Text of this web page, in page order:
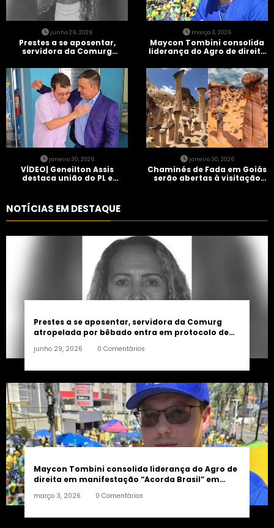
junho 29, 2026
Prestes a se aposentar,
servidora da Comurg
entra em protocolo de
morte encefálica
março 3, 2026
Maycon Tombini consolida
liderança do Agro de direita
Brasil” em Goiânia
janeiro 30, 2026
VÍDEO| Geneilton Assis
destaca união do PL e
janeiro 30, 2026
Chaminés de Fada em Goiás
serão abertas à visitação
NOTÍCIAS EM DESTAQUE
Prestes a se aposentar, servidora da Comurg
atropelada por bêbado entra em protocolo de
junho 29, 2026 0 Comentários
Maycon Tombini consolida liderança do Agro de
direita em manifestação “Acorda Brasil” em
março 3, 2026 0 Comentários